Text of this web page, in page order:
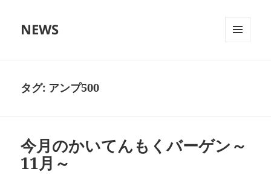
NEWS
タグ: アンプ500
今月のかいてんもくバーゲン～
11月～